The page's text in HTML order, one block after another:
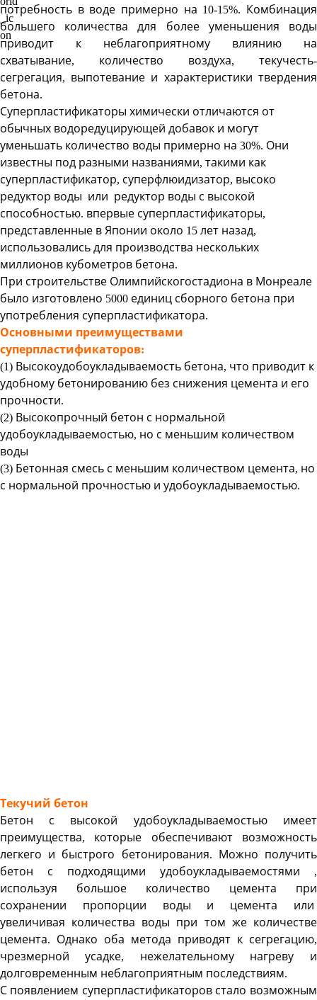
потребность в воде примерно на 10-15%. Комбинация
большего количества для более уменьшения воды
приводит к неблагоприятному влиянию на
схватывание, количество воздуха, текучесть-
сегрегация, выпотевание и характеристики твердения
бетона.
Суперпластификаторы химически отличаются от
обычных водоредуцирующей добавок и могут
уменьшать количество воды примерно на 30%. Они
известны под разными названиями, такими как
суперпластификатор, суперфлюидизатор, высоко
редуктор воды или редуктор воды с высокой
способностью. впервые суперпластификаторы,
представленные в Японии около 15 лет назад,
использовались для производства нескольких
миллионов кубометров бетона.
При строительстве Олимпийскогостадиона в Монреале
было изготовлено 5000 единиц сборного бетона при
употребления суперпластификатора.
Основными преимуществами
суперпластификаторов:
(1) Высокоудобоукладываемость бетона, что приводит к
удобному бетонированию без снижения цемента и его
прочности.
(2) Высокопрочный бетон с нормальной
удобоукладываемостью, но с меньшим количеством
воды
(3) Бетонная смесь с меньшим количеством цемента, но
с нормальной прочностью и удобоукладываемостью.
Текучий бетон
Бетон с высокой удобоукладываемостью имеет
преимущества, которые обеспечивают возможность
легкего и быстрого бетонирования. Можно получить
бетон с подходящими удобоукладываемостями ,
используя большое количество цемента при
сохранении пропорции воды и цемента или
увеличивая количества воды при том же количестве
цемента. Однако оба метода приводят к сегрегацию,
чрезмерной усадке, нежелательному нагреву и
долговременным неблагоприятным последствиям.
С появлением суперпластификаторов стало возможным